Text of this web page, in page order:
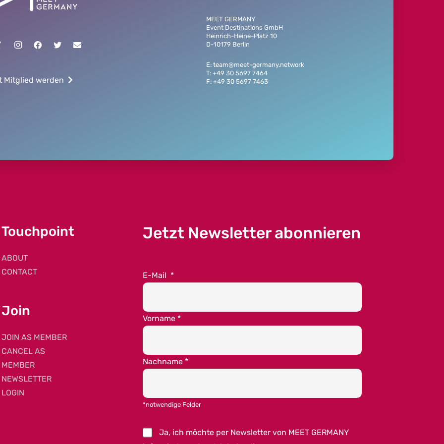
Mitglied werden
MEET GERMANY
Event Destinations GmbH
Heinrich-Heine-Platz 10
D-10179 Berlin
E: team@meet-germany.network
T: +49 30 5697 7464
F: +49 30 5697 7463
Touchpoint
ABOUT
CONTACT
Join
JOIN AS MEMBER
CANCEL AS
MEMBER
NEWSLETTER
LOGIN
Jetzt Newsletter abonnieren
E-Mail *
Vorname *
Nachname *
*notwendige Felder
Ja, ich möchte per Newsletter von MEET GERMANY